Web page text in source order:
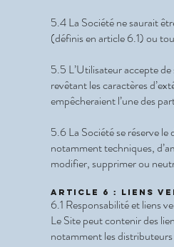
5.4 La Société ne saurait
(définis en article 6.1) ou
5.5 L’Utilisateur accepte
revêtant les caractères
empêcheraient l’une des
5.6 La Société se réserve
notamment techniques,
modifier, supprimer ou
Article 6 : Liens
6.1 Responsabilité et liens
Le Site peut contenir des
notamment les